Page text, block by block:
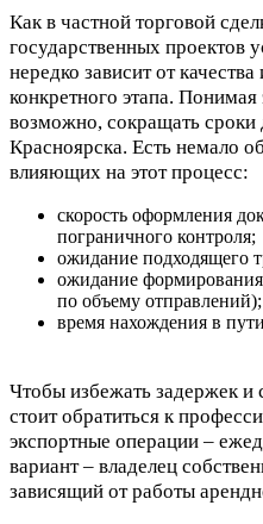
Как в частной торговой
государственных проектов
нередко зависит от
конкретного этапа.
возможно, сокращать сроки
Красноярска. Есть немало
влияющих на этот процесс:
скорость оформления
пограничного контроля;
ожидание подходящего
ожидание
по объему отправлений);
время нахождения в
Чтобы избежать задержек
стоит обратиться к
экспортные операции –
вариант – владелец
зависящий от работы